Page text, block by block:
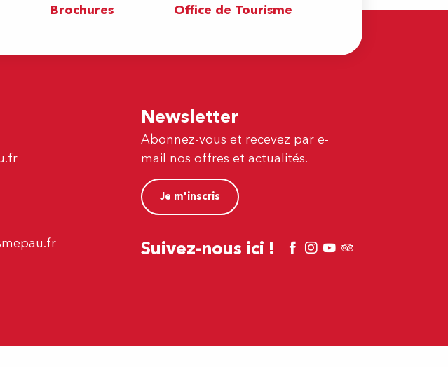
Brochures Office de Tourisme
Newsletter
Abonnez-vous et recevez par e-
mail nos offres et actualités.
Je m'inscris
Suivez-nous ici !